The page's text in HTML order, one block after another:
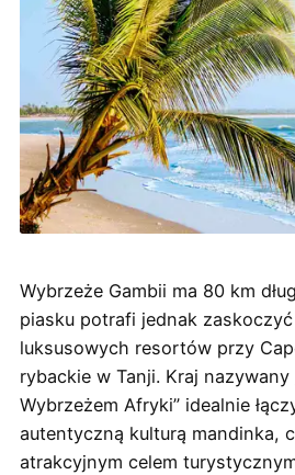
Wybrzeże Gambii ma 80 km
piasku potrafi jednak
luksusowych resortów przy
rybackie w Tanji. Kraj nazywany
Wybrzeżem Afryki” idealnie
autentyczną kulturą mandinka,
atrakcyjnym celem